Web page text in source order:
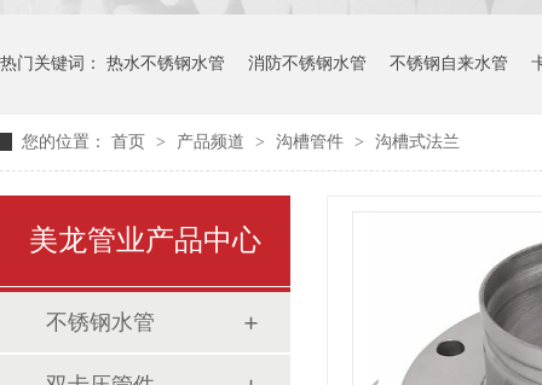
热门关键词： 热水不锈钢水管 消防不锈钢水管 不锈钢自来水管
您的位置： 首页 > 产品频道 > 沟槽管件 > 沟槽式法兰
美龙管业产品中心
不锈钢水管